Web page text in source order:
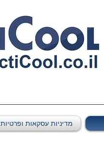
מדיניות עסקאות ופרטיות